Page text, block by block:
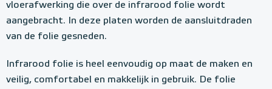
vloerafwerking die over de infrarood folie wordt
aangebracht. In deze platen worden de aansluitdraden
van de folie gesneden.
Infrarood folie is heel eenvoudig op maat de maken en
veilig, comfortabel en makkelijk in gebruik. De folie